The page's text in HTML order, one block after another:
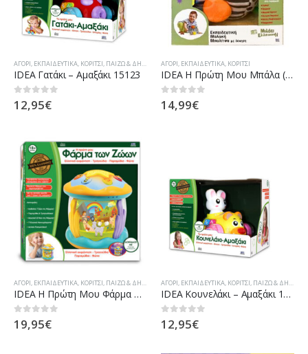
ΑΓΌΡΙ ΕΚΠΑΙΔΕΥΤΙΚΆ ΚΟΡΊΤΣΙ ΠΑΊΖΩ & ΔΗΜΙΟΥΡΓΏ
IDEA Γατάκι – Αμαξάκι 15123
0 out of 5
12,95€
ΑΓΌΡΙ ΕΚΠΑΙΔΕΥΤΙΚΆ ΚΟΡΊΤΣΙ
IDEA Η Πρώτη Μου Μπάλα (17034)
0 out of 5
14,99€
ΑΓΌΡΙ, ΕΚΠΑΙΔΕΥΤΙΚΆ, ΚΟΡΊΤΣΙ, ΠΑΊΖΩ & ΔΗΜΙΟΥΡΓΏ
IDEA Η Πρώτη Μου Φάρμα Των Ζώων 15310
0 out of 5
19,95€
ΑΓΌΡΙ, ΕΚΠΑΙΔΕΥΤΙΚΆ, ΚΟΡΊΤΣΙ, ΠΑΊΖΩ & ΔΗΜΙΟΥΡΓΏ
IDEA Κουνελάκι – Αμαξάκι 15122
0 out of 5
12,95€